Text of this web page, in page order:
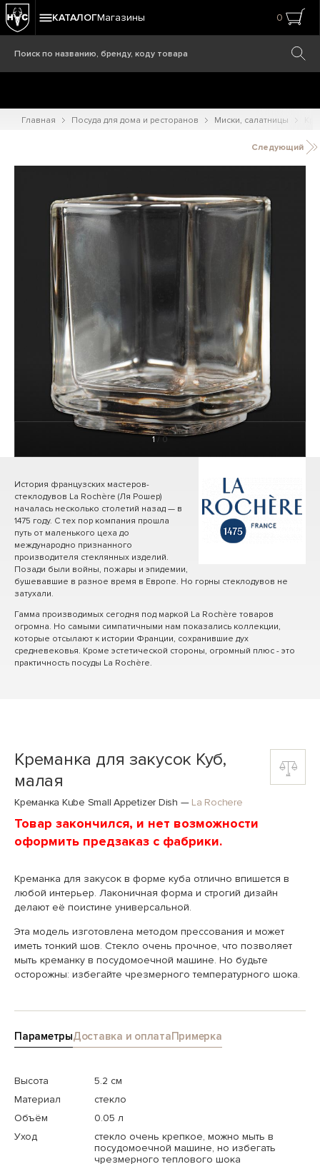
КАТАЛОГМагазины 0
Главная Посуда для дома и ресторанов Миски, салатницы
Следующий
1 / 0
История французских мастеров-
стеклодувов La Rochère (Ля Рошер)
началась несколько столетий назад — в
1475 году. С тех пор компания прошла
путь от маленького цеха до
международно признанного
производителя стеклянных изделий.
Позади были войны, пожары и эпидемии,
бушевавшие в разное время в Европе. Но горны стеклодувов не
затухали.
Гамма производимых сегодня под маркой La Rochère товаров
огромна. Но самыми симпатичными нам показались коллекции,
которые отсылают к истории Франции, сохранившие дух
средневековья. Кроме эстетической стороны, огромный плюс - это
практичность посуды La Rochère.
Креманка для закусок Куб,
малая
Креманка Kube Small Appetizer Dish — La Rochere
Товар закончился, и нет возможности
оформить предзаказ с фабрики.
Креманка для закусок в форме куба отлично впишется в
любой интерьер. Лаконичная форма и строгий дизайн
делают её поистине универсальной.
Эта модель изготовлена методом прессования и может
иметь тонкий шов. Стекло очень прочное, что позволяет
мыть креманку в посудомоечной машине. Но будьте
осторожны: избегайте чрезмерного температурного шока.
ПараметрыДоставка и оплатаПримерка
Высота
5.2 см
Материал
стекло
Объём
0.05 л
Уход
стекло очень крепкое, можно мыть в
посудомоечной машине, но избегать
чрезмерного теплового шока